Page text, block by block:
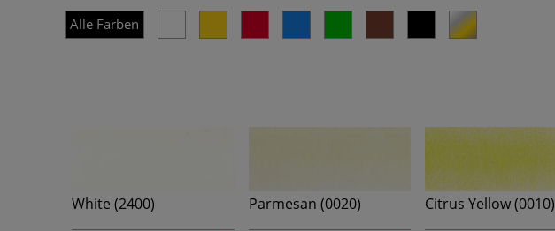
Alle Farben
White (2400) Parmesan (0020) Citrus Yellow (0010)